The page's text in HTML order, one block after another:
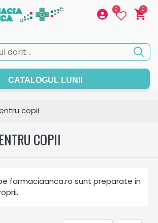
0 0
CATALOGUL LUNII
copii
COPII
farmaciaanca.ro sunt preparate in